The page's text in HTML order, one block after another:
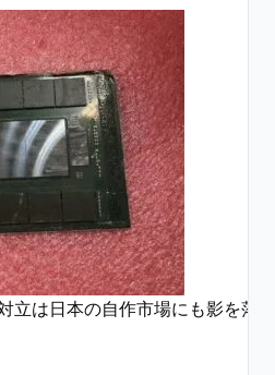
立は日本の自作市場にも影を落と